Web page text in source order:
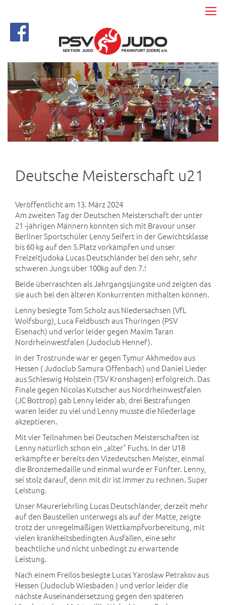
Deutsche Meisterschaft u21
Veröffentlicht am 13. März 2024
Am zweiten Tag der Deutschen Meisterschaft der unter
21 -jährigen Männern konnten sich mit Bravour unser
Berliner Sportschüler Lenny Seifert in der Gewichtsklasse
bis 60 kg auf den 5.Platz vorkämpfen und unser
Freizeitjudoka Lucas Deutschländer bei den sehr, sehr
schweren Jungs über 100kg auf den 7.!
Beide überraschten als Jahrgangsjüngste und zeigten das
sie auch bei den älteren Konkurrenten mithalten können.
Lenny besiegte Tom Scholz aus Niedersachsen (VfL
Wolfsburg), Luca Feldbusch aus Thüringen (PSV
Eisenach) und verlor leider gegen Maxim Taran
Nordrheinwestfalen (Judoclub Hennef).
In der Trostrunde war er gegen Tymur Akhmedov aus
Hessen ( Judoclub Samura Offenbach) und Daniel Lieder
aus Schleswig Holstein (TSV Kronshagen) erfolgreich. Das
Finale gegen Nicolas Kutscher aus Nordrheinwestfalen
(JC Bottrop) gab Lenny leider ab, drei Bestrafungen
waren leider zu viel und Lenny musste die Niederlage
akzeptieren.
Mit vier Teilnahmen bei Deutschen Meisterschaften ist
Lenny natürlich schon ein „alter“ Fuchs. In der U18
erkämpfte er bereits den Vizedeutschen Meister, einmal
die Bronzemedaille und einmal wurde er Fünfter. Lenny,
sei stolz darauf, denn mit dir ist immer zu rechnen. Super
Leistung.
Unser Maurerlehrling Lucas Deutschländer, derzeit mehr
auf den Baustellen unterwegs als auf der Matte, zeigte
trotz der unregelmäßigen Wettkampfvorbereitung, mit
vielen krankheitsbedingten Ausfällen, eine sehr
beachtliche und nicht unbedingt zu erwartende
Leistung.
Nach einem Freilos besiegte Lucas Yaroslaw Petrakov aus
Hessen (Judoclub Wiesbaden ) und verlor leider die
nächste Auseinandersetzung gegen den späteren